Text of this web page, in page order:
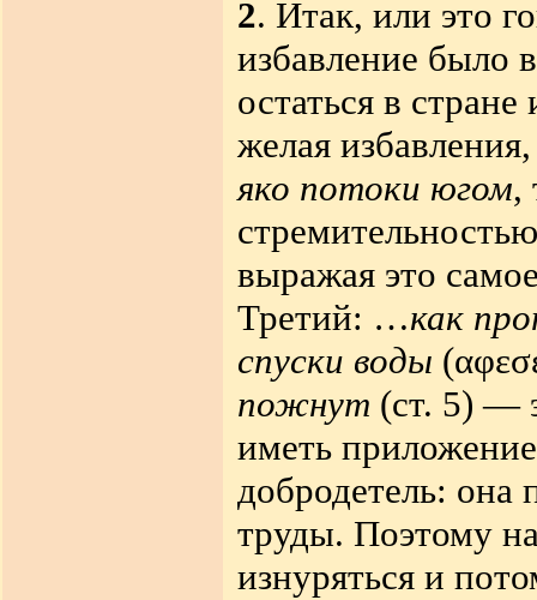
2. Итак, или это
избавление было
остаться в
желая
яко потоки югом,
выражая это
Третий: …как
спуски воды (
пожнут (ст. 5) —
иметь
добродетель: она
труды. Поэтому
изнуряться и